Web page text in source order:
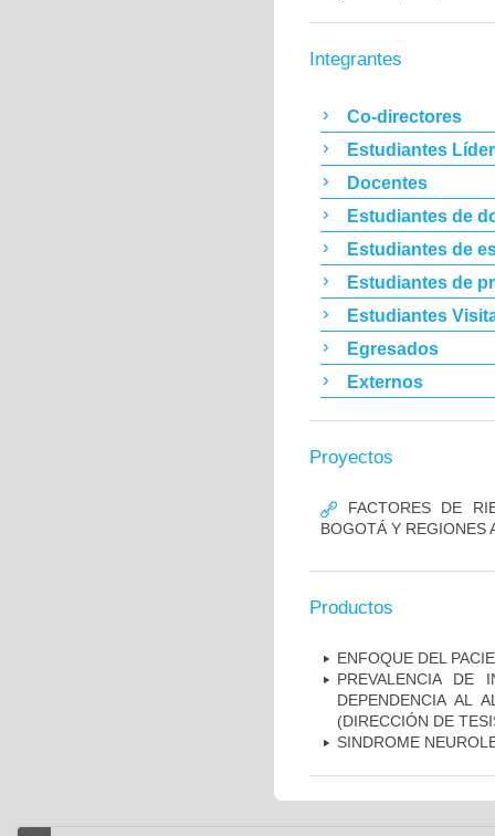
Integrantes
Co-directores
Estudiantes
Docentes
Estudiantes de
Estudiantes de
Estudiantes de
Estudiantes
Egresados
Externos
Proyectos
FACTORES DE
BOGOTÁ Y REGIONES
Productos
ENFOQUE DEL
PREVALENCIA DE
DEPENDENCIA AL
(DIRECCIÓN DE
SINDROME